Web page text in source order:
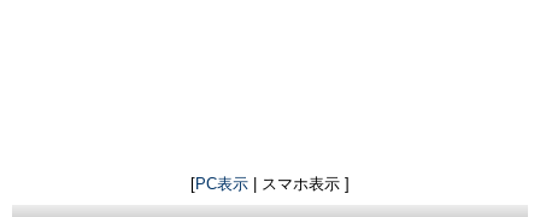
[PC表示 | スマホ表示 ]